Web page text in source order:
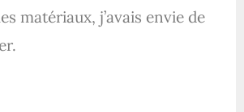
matériaux, j’avais envie de